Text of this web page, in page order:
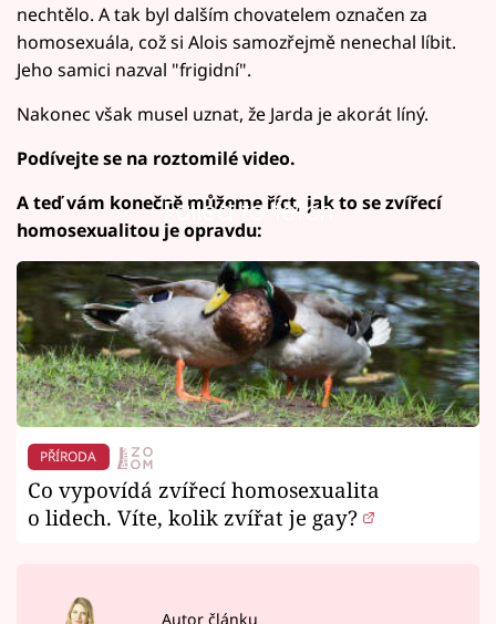
nechtělo. A tak byl dalším chovatelem označen za
homosexuála, což si Alois samozřejmě nenechal líbit.
Jeho samici nazval "frigidní".
Nakonec však musel uznat, že Jarda je akorát líný.
Podívejte se na roztomilé video.
Failed to fetch
A teď vám konečně můžeme říct, jak to se zvířecí
homosexualitou je opravdu:
PŘÍRODA
Co vypovídá zvířecí homosexualita
o lidech. Víte, kolik zvířat je gay?
Autor článku